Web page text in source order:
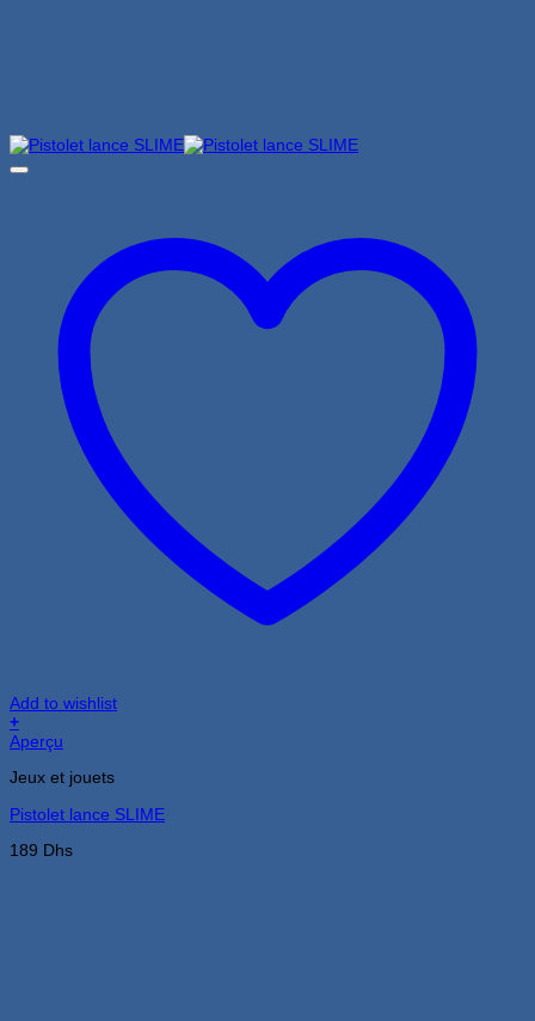
Add to wishlist
+
Aperçu
Jeux et jouets
Pistolet lance SLIME
189 Dhs